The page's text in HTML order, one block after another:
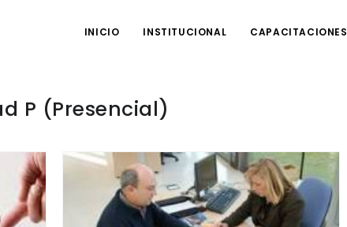
INICIO INSTITUCIONAL CAPACITACIONES
P (Presencial)